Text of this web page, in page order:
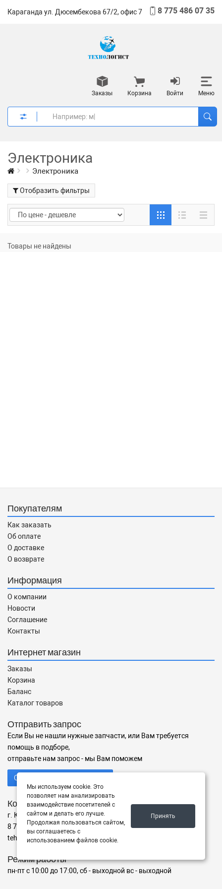
Караганда ул. Дюсембекова 67/2, офис 7 8 775 486 07 35
Заказы Корзина Войти Меню
Электроника
Электроника
Отобразить фильтры
Товары не найдены
Покупателям
Как заказать
Об оплате
О доставке
О возврате
Информация
О компании
Новости
Соглашение
Контакты
Интернет магазин
Заказы
Корзина
Баланс
Каталог товаров
Отправить запрос
Если Вы не нашли нужные запчасти, или Вам требуется
помощь в подборе,
отправьте нам запрос - мы Вам поможем
Отправить запрос продавцу
Контакты
г. Караганда ул. ул. Дюсембекова 67/2, офис 7
8 775 486 07 35
tehnologist.kz@mail.ru
Режим работы
пн-пт с 10:00 до 17:00, сб - выходной вс - выходной
Мы используем cookie. Это
позволяет нам анализировать
взаимодействие посетителей с
сайтом и делать его лучше.
Продолжая пользоваться сайтом,
вы соглашаетесь с
использованием файлов cookie.
Принять